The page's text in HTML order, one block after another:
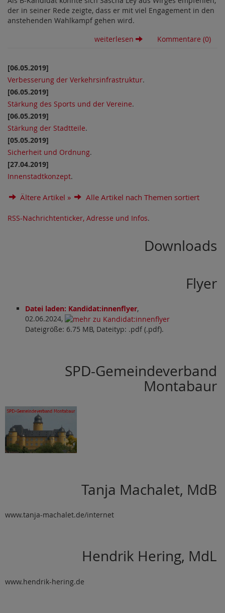
der in seiner Rede zeigte, dass er mit viel Engagement in den
anstehenden Wahlkampf gehen wird.
weiterlesen
Kommentare (0)
[06.05.2019]
Verbesserung der Verkehrsinfrastruktur.
[06.05.2019]
Stärkung des Sports und der Vereine.
[06.05.2019]
Stärkung der Stadtteile.
[05.05.2019]
Sicherheit und Ordnung.
[27.04.2019]
Innenstadtkonzept.
Ältere Artikel » Alle Artikel nach Themen sortiert
RSS-Nachrichtenticker, Adresse und Infos.
Downloads
Flyer
Datei laden: Kandidat:innenflyer,
02.06.2024,
Dateigröße: 6.75 MB, Dateityp: .pdf (.pdf).
SPD-Gemeindeverband
Montabaur
Tanja Machalet, MdB
www.tanja-machalet.de/internet
Hendrik Hering, MdL
www.hendrik-hering.de